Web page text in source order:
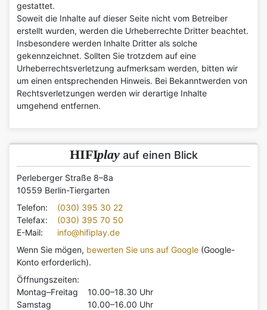
gestattet.
Soweit die Inhalte auf dieser Seite nicht vom Betreiber
erstellt wurden, werden die Urheberrechte Dritter beachtet.
Insbesondere werden Inhalte Dritter als solche
gekennzeichnet. Sollten Sie trotzdem auf eine
Urheberrechtsverletzung aufmerksam werden, bitten wir
um einen entsprechenden Hinweis. Bei Bekanntwerden von
Rechtsverletzungen werden wir derartige Inhalte
umgehend entfernen.
HIFIplayauf einen Blick
Perleberger Straße 8–8a
10559 Berlin-Tiergarten
Telefon:
(030) 395 30 22
Telefax:
(030) 395 70 50
E-Mail:
info@hifiplay.de
Wenn Sie mögen, bewerten Sie uns auf Google (Google-
Konto erforderlich).
Öffnungszeiten:
Montag–Freitag
10.00–18.30 Uhr
Samstag
10.00–16.00 Uhr